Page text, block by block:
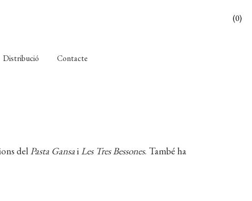
(0)
Distribució Contacte
delPasta GansaiLes Tres Bessones. També ha